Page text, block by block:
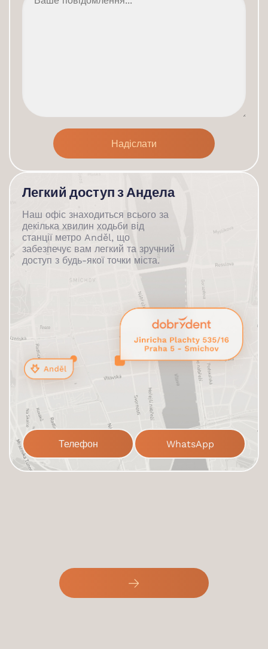
Легкий доступ з Андела
Наш офіс знаходиться всього за
декілька хвилин ходьби від
станції метро Anděl, що
забезпечує вам легкий та зручний
доступ з будь-якої точки міста.
Телефон WhatsApp